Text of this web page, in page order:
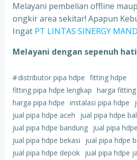
Melayani pembelian offline
ongkir area sekitar! Apapun
Ingat PT LINTAS SINERGY
Melayani dengan sepenuh hati
#distributor pipa hdpe fitting hdpe
fitting pipa hdpe lengkap harga
harga pipa hdpe instalasi pipa hdpe
jual pipa hdpe aceh
jual pipa hdpe
jual pipa hdpe bandung jual pipa
jual pipa hdpe bekasi
jual pipa hdpe
jual pipa hdpe depok jual pipa hdpe